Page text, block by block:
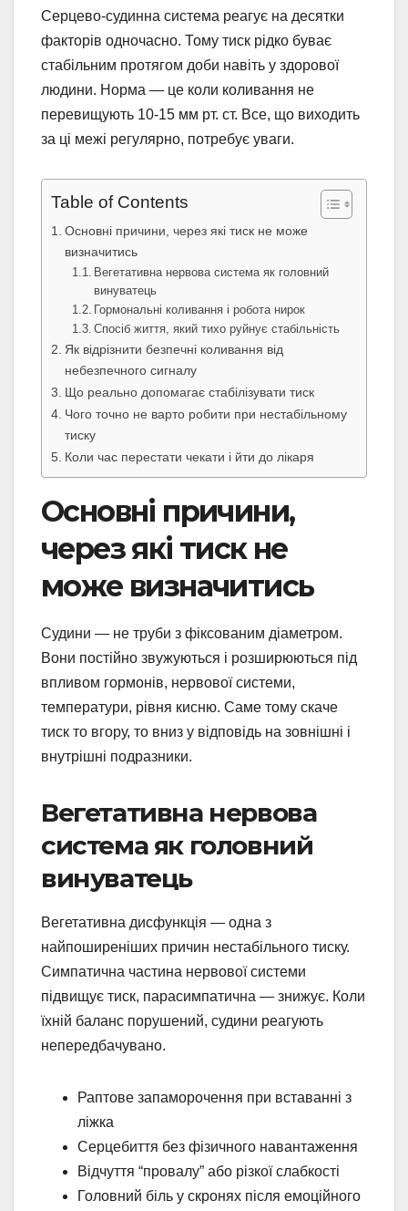
Серцево-судинна система реагує на десятки
факторів одночасно. Тому тиск рідко буває
стабільним протягом доби навіть у здорової
людини. Норма — це коли коливання не
перевищують 10-15 мм рт. ст. Все, що виходить
за ці межі регулярно, потребує уваги.
Table of Contents
Основні причини, через які тиск не може
визначитись
Вегетативна нервова система як головний
винуватець
Гормональні коливання і робота нирок
Спосіб життя, який тихо руйнує стабільність
Як відрізнити безпечні коливання від
небезпечного сигналу
Що реально допомагає стабілізувати тиск
Чого точно не варто робити при нестабільному
тиску
Коли час перестати чекати і йти до лікаря
Основні причини,
через які тиск не
може визначитись
Судини — не труби з фіксованим діаметром.
Вони постійно звужуються і розширюються під
впливом гормонів, нервової системи,
температури, рівня кисню. Саме тому скаче
тиск то вгору, то вниз у відповідь на зовнішні і
внутрішні подразники.
Вегетативна нервова
система як головний
винуватець
Вегетативна дисфункція — одна з
найпоширеніших причин нестабільного тиску.
Симпатична частина нервової системи
підвищує тиск, парасимпатична — знижує. Коли
їхній баланс порушений, судини реагують
непередбачувано.
Раптове запаморочення при вставанні з
ліжка
Серцебиття без фізичного навантаження
Відчуття “провалу” або різкої слабкості
Головний біль у скронях після емоційного